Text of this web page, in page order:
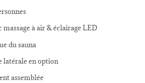
à air & éclairage LED
du sauna
latérale en option
assemblée